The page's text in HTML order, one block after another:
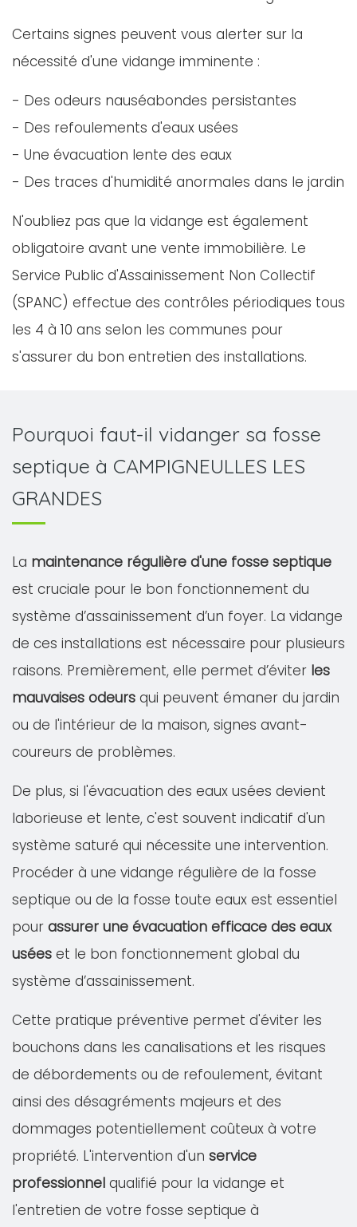
Certains signes peuvent vous alerter sur la
nécessité d'une vidange imminente :
- Des odeurs nauséabondes persistantes
- Des refoulements d'eaux usées
- Une évacuation lente des eaux
- Des traces d'humidité anormales dans le jardin
N'oubliez pas que la vidange est également
obligatoire avant une vente immobilière. Le
Service Public d'Assainissement Non Collectif
(SPANC) effectue des contrôles périodiques tous
les 4 à 10 ans selon les communes pour
s'assurer du bon entretien des installations.
Pourquoi faut-il vidanger sa fosse
septique à CAMPIGNEULLES LES
GRANDES
La maintenance régulière d'une fosse septique
est cruciale pour le bon fonctionnement du
système d’assainissement d’un foyer. La vidange
de ces installations est nécessaire pour plusieurs
raisons. Premièrement, elle permet d’éviter les
mauvaises odeurs qui peuvent émaner du jardin
ou de l'intérieur de la maison, signes avant-
coureurs de problèmes.
De plus, si l'évacuation des eaux usées devient
laborieuse et lente, c'est souvent indicatif d'un
système saturé qui nécessite une intervention.
Procéder à une vidange régulière de la fosse
septique ou de la fosse toute eaux est essentiel
pour assurer une évacuation efficace des eaux
usées et le bon fonctionnement global du
système d’assainissement.
Cette pratique préventive permet d'éviter les
bouchons dans les canalisations et les risques
de débordements ou de refoulement, évitant
ainsi des désagréments majeurs et des
dommages potentiellement coûteux à votre
propriété. L'intervention d'un service
professionnel qualifié pour la vidange et
l'entretien de votre fosse septique à